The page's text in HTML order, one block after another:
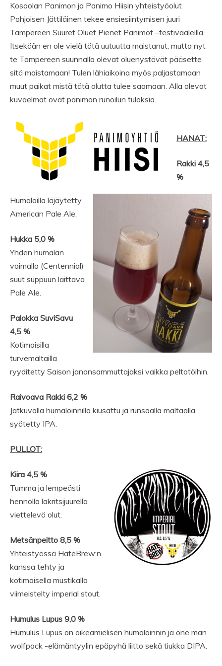
Kosoolan Panimon ja Panimo Hiisin yhteistyöolut
Pohjoisen Jättiläinen tekee ensiesiintymisen juuri
Tampereen Suuret Oluet Pienet Panimot –festivaaleilla.
Itsekään en ole vielä tätä uutuutta maistanut, mutta nyt
te Tampereen suunnalla olevat oluenystävät pääsette
sitä maistamaan! Tulen lähiaikoina myös paljastamaan
muut paikat mistä tätä olutta tulee saamaan. Alla olevat
kuvaelmat ovat panimon runoilun tuloksia.
HANAT:
Rakki 4,5
%
Humaloilla läjäytetty
American Pale Ale.
Hukka 5,0 %
Yhden humalan
voimalla (Centennial)
suut suppuun laittava
Pale Ale.
Palokka SuviSavu
4,5 %
Kotimaisilla
turvemaltailla
ryyditetty Saison janonsammuttajaksi vaikka peltotöihin.
Raivoava Rakki 6,2 %
Jatkuvalla humaloinnilla kiusattu ja runsaalla maltaalla
syötetty IPA.
PULLOT:
Kiira 4,5 %
Tumma ja lempeästi
hennolla lakritsijuurella
viettelevä olut.
Metsänpeitto 8,5 %
Yhteistyössä HateBrew:n
kanssa tehty ja
kotimaisella mustikalla
viimeistelty imperial stout.
Humulus Lupus 9,0 %
Humulus Lupus on oikeamielisen humaloinnin ja one man
wolfpack -elämäntyylin epäpyhä liitto sekä tiukka DIPA.